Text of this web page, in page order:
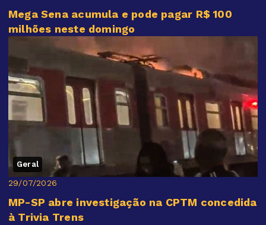
Mega Sena acumula e pode pagar R$ 100
milhões neste domingo
Geral
29/07/2026
MP-SP abre investigação na CPTM concedida
à Trivia Trens